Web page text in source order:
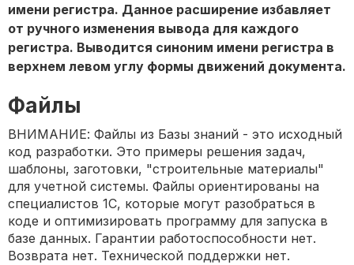
имени регистра. Данное расширение избавляет
от ручного изменения вывода для каждого
регистра. Выводится синоним имени регистра в
верхнем левом углу формы движений документа.
Файлы
ВНИМАНИЕ: Файлы из Базы знаний - это исходный
код разработки. Это примеры решения задач,
шаблоны, заготовки, "строительные материалы"
для учетной системы. Файлы ориентированы на
специалистов 1С, которые могут разобраться в
коде и оптимизировать программу для запуска в
базе данных. Гарантии работоспособности нет.
Возврата нет. Технической поддержки нет.